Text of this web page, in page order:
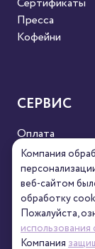
Пресса
Кофейни
СЕРВИС
Оплата
Доставка
Условия
Карта сайта
Компания
веб-сайтом
обработку
Пожалуйста,
использования
Компания